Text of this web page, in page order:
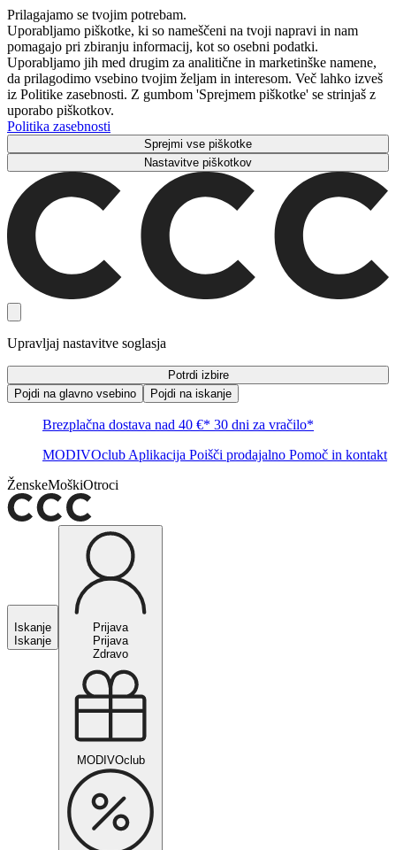
Prilagajamo se tvojim potrebam.
Uporabljamo piškotke, ki so nameščeni na tvoji napravi in ​​nam
pomagajo pri zbiranju informacij, kot so osebni podatki.
Uporabljamo jih med drugim za analitične in marketinške namene,
da prilagodimo vsebino tvojim željam in interesom. Več lahko izveš
iz Politike zasebnosti. Z gumbom 'Sprejmem piškotke' se strinjaš z
uporabo piškotkov.
Politika zasebnosti
Sprejmi vse piškotke
Nastavitve piškotkov
Upravljaj nastavitve soglasja
Potrdi izbire
Pojdi na glavno vsebino
Pojdi na iskanje
Brezplačna dostava nad 40 €* 30 dni za vračilo*
MODIVOclub Aplikacija Poišči prodajalno Pomoč in kontakt
ŽenskeMoškiOtroci
Iskanje
Iskanje
Prijava
Prijava
Zdravo
MODIVOclub